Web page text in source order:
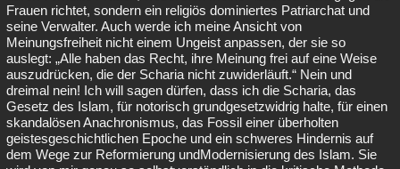
Frauen richtet, sondern ein religiös dominiertes Patriarchat und
seine Verwalter. Auch werde ich meine Ansicht von
Meinungsfreiheit nicht einem Ungeist anpassen, der sie so
auslegt: „Alle haben das Recht, ihre Meinung frei auf eine Weise
auszudrücken, die der Scharia nicht zuwiderläuft.“ Nein und
dreimal nein! Ich will sagen dürfen, dass ich die Scharia, das
Gesetz des Islam, für notorisch grundgesetzwidrig halte, für einen
skandalösen Anachronismus, das Fossil einer überholten
geistesgeschichtlichen Epoche und ein schweres Hindernis auf
dem Wege zur Reformierung undModernisierung des Islam. Sie